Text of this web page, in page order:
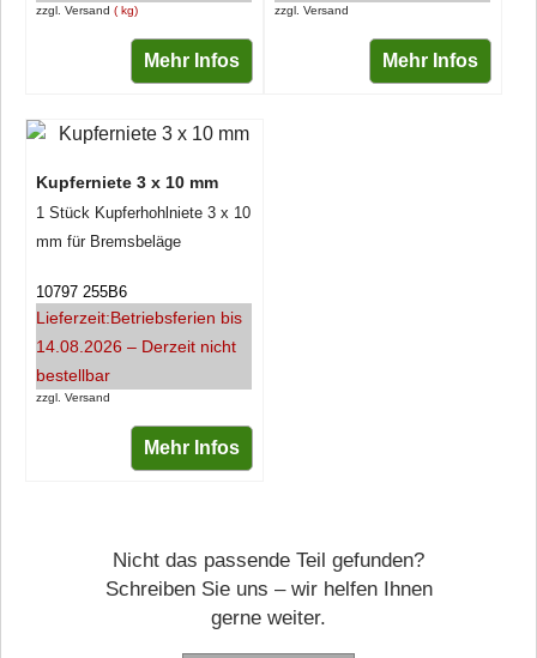
zzgl. Versand kg
Mehr Infos
zzgl. Versand
Mehr Infos
Kupferniete 3 x 10 mm
1 Stück Kupferhohlniete 3 x 10
mm für Bremsbeläge
zzgl. Versand
10797 255B6
Lieferzeit:Betriebsferien bis
14.08.2026 – Derzeit nicht
bestellbar
Mehr Infos
Nicht das passende Teil gefunden?
Schreiben Sie uns – wir helfen Ihnen
gerne weiter.